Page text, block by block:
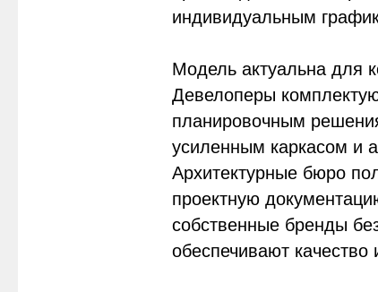
индивидуальным
Модель актуальна для
Девелоперы
планировочным
усиленным каркасом и
Архитектурные бюро
проектную
собственные бренды
обеспечивают